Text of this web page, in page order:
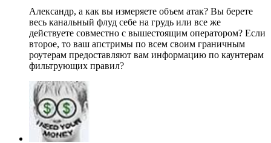
Александр, а как вы измеряете объем атак? Вы берете
весь канальный флуд себе на грудь или все же
действуете совместно с вышестоящим оператором? Если
второе, то ваш апстримы по всем своим граничным
роутерам предоставляют вам информацию по каунтерам
фильтрующих правил?